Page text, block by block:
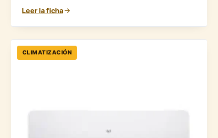
Leer la ficha
CLIMATIZACIÓN